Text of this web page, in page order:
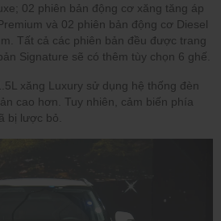
02 phiên bản động cơ xăng tăng áp
và 02 phiên bản động cơ Diesel
Tất cả các phiên bản đều được trang
Signature sẽ có thêm tùy chọn 6 ghế.
xăng Luxury sử dụng hệ thống đèn
cao hơn. Tuy nhiên, cảm biến phía
bị lược bỏ.